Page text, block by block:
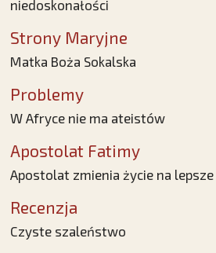
niedoskonałości
Strony Maryjne
Matka Boża Sokalska
Problemy
W Afryce nie ma ateistów
Apostolat Fatimy
Apostolat zmienia życie na lepsze
Recenzja
Czyste szaleństwo